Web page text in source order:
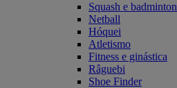
Squash e badminton
Netball
Hóquei
Atletismo
Fitness e ginástica
Râguebi
Shoe Finder